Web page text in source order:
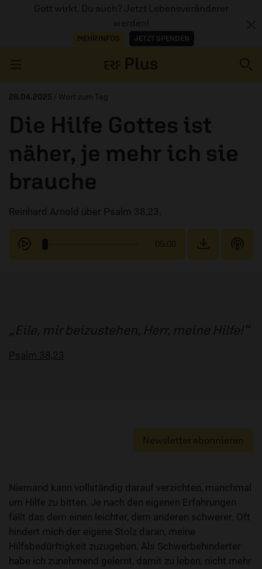
Gott wirkt. Du auch? Jetzt Lebensveränderer
werden!
MEHR INFOS JETZT SPENDEN
AUDIOTHEK
PROGRAMM
MITMACHEN
PODCASTS
28.04.2025 / Wort zum Tag
Die Hilfe Gottes ist
näher, je mehr ich sie
brauche
Reinhard Arnold über Psalm 38,23.
05:00
Eile, mir beizustehen, Herr, meine Hilfe!
Psalm 38,23
Newsletter abonnieren
Niemand kann vollständig darauf verzichten, manchmal
um Hilfe zu bitten. Je nach den eigenen Erfahrungen
fällt das dem einen leichter, dem anderen schwerer. Oft
hindert mich der eigene Stolz daran, meine
Hilfsbedürftigkeit zuzugeben. Als Schwerbehinderter
habe ich zunehmend gelernt, damit zu leben, nicht mehr